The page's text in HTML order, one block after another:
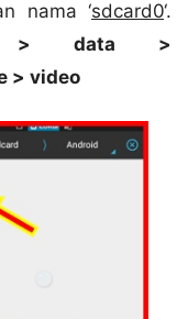
nama ‘sdcard0‘.
> data >
> video